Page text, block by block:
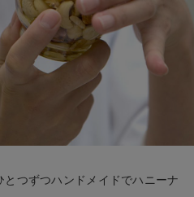
とつずつハンドメイドでハニーナ